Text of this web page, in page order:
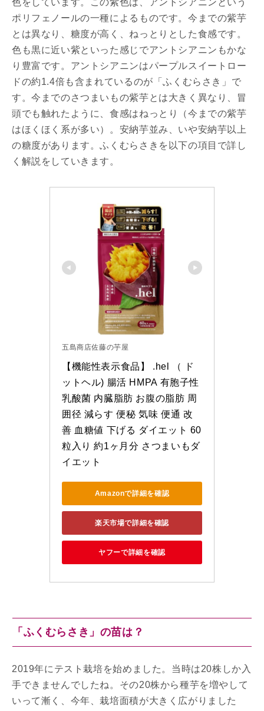
色をしています。この紫色は、アントシアニンという
ポリフェノールの一種によるものです。今までの紫芋
とは異なり、糖度が高く、ねっとりとした食感です。
色も黒に近い紫といった感じでアントシアニンもかな
り豊富です。アントシアニンはパープルスイートロー
ドの約1.4倍も含まれているのが「ふくむらさき」で
す。今までのさつまいもの紫芋とは大きく異なり、冒
頭でも触れたように、食感はねっとり（今までの紫芋
はほくほく系が多い）。安納芋並み、いや安納芋以上
の糖度があります。ふくむらさきを以下の項目で詳し
く解説をしていきます。
五島商店佐藤の芋屋
【機能性表示食品】 .hel （ ド
ットヘル) 腸活 HMPA 有胞子性
乳酸菌 内臓脂肪 お腹の脂肪 周
囲径 減らす 便秘 気味 便通 改
善 血糖値 下げる ダイエット 60
粒入り 約1ヶ月分 さつまいもダ
イエット
Amazonで詳細を確認
楽天市場で詳細を確認
ヤフーで詳細を確認
「ふくむらさき」の苗は？
2019年にテスト栽培を始めました。当時は20株しか入
手できませんでしたね。その20株から種芋を増やして
いって漸く、今年、栽培面積が大きく広がりました